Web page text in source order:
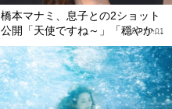
橋本マナミ、息子との2ショット
公開「天使ですね～」「穏やか...
2020.10.01